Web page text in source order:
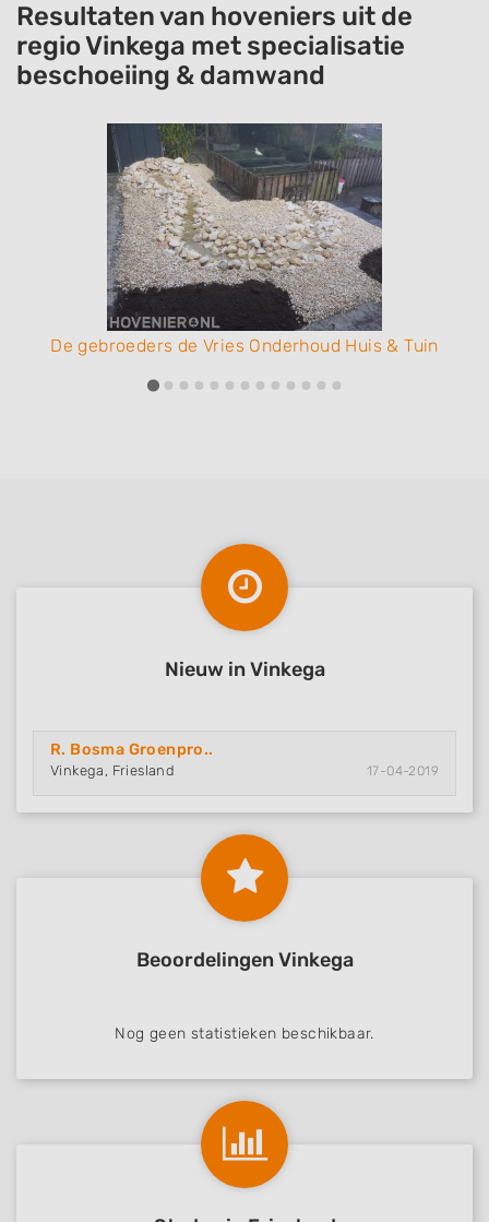
Resultaten van hoveniers uit de
regio Vinkega met specialisatie
beschoeiing & damwand
De gebroeders de Vries Onderhoud Huis & Tuin
Nieuw in Vinkega
R. Bosma Groenpro..
Vinkega, Friesland 17-04-2019
Beoordelingen Vinkega
Nog geen statistieken beschikbaar.